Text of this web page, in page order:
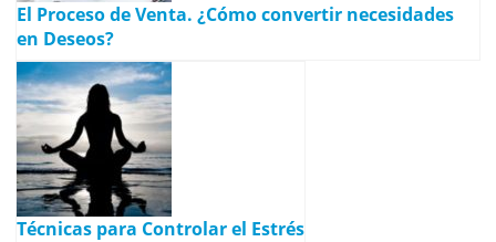
El Proceso de Venta. ¿Cómo convertir necesidades
en Deseos?
Técnicas para Controlar el Estrés